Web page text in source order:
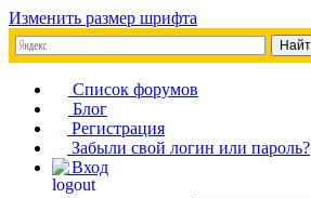
Изменить размер шрифта
Список форумов
Блог
Регистрация
Забыли свой логин или пароль?
Вход